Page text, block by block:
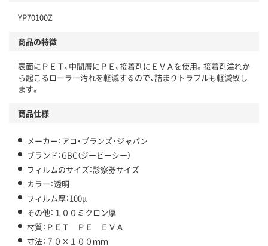
YP70100Z
商品の特徴
表面にＰＥＴ、中間層にＰＥ、接着剤にＥＶＡを使用。接着剤溢れか
ら起こるローラー汚れを軽減するので、詰まりトラブルも軽減致し
ます。
商品仕様
メーカー：アコ・ブランズ・ジャパン
ブランド：GBC（ジービーシー）
フィルムのサイズ：診察券サイズ
カラー：透明
フィルム厚：100μ
その他：１００ミクロン厚
材質：ＰＥＴ ＰＥ ＥＶＡ
寸法：７０×１００ｍｍ